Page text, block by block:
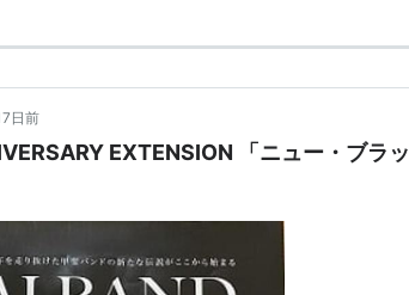
日前
EXTENSION 「ニュー・ブラッ